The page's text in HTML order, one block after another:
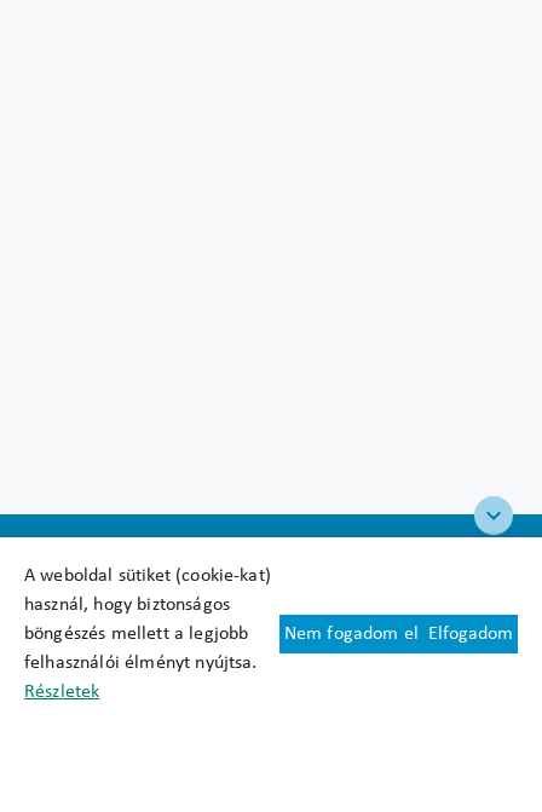
A weboldal sütiket (cookie-kat)
használ, hogy biztonságos
böngészés mellett a legjobb
felhasználói élményt nyújtsa.
Részletek
Nem fogadom el Elfogadom
Felhasználási feltételek